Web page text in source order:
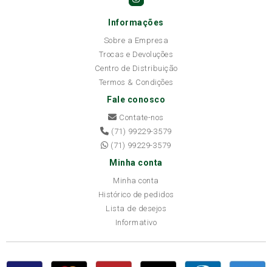
Informações
Sobre a Empresa
Trocas e Devoluções
Centro de Distribuição
Termos & Condições
Fale conosco
Contate-nos
(71) 99229-3579
(71) 99229-3579
Minha conta
Minha conta
Histórico de pedidos
Lista de desejos
Informativo